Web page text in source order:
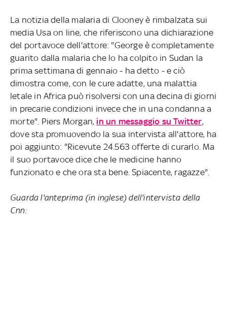
La notizia della malaria di Clooney è rimbalzata sui
media Usa on line, che riferiscono una dichiarazione
del portavoce dell'attore: "George è completamente
guarito dalla malaria che lo ha colpito in Sudan la
prima settimana di gennaio - ha detto - e ciò
dimostra come, con le cure adatte, una malattia
letale in Africa può risolversi con una decina di giorni
in precarie condizioni invece che in una condanna a
morte". Piers Morgan, in un messaggio su Twitter,
dove sta promuovendo la sua intervista all'attore, ha
poi aggiunto: "Ricevute 24.563 offerte di curarlo. Ma
il suo portavoce dice che le medicine hanno
funzionato e che ora sta bene. Spiacente, ragazze".
Guarda l'anteprima (in inglese) dell'intervista della
Cnn: